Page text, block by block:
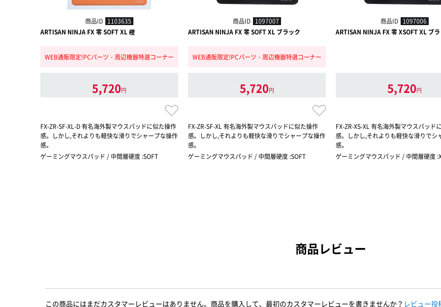
商品ID 1103635
ARTISAN NINJA FX 零 SOFT XL 橙
WEB通販限定!PCパーツ・周辺機器特選コーナー
5,720円
FX-ZR-SF-XL-D 有名海外製マウスパッドに似た操作
感。しかし,それよりも軽快な滑りでシャープな操作
感。
ゲーミングマウスパッド / 中間層硬度 :SOFT
商品ID 1097007
ARTISAN NINJA FX 零 SOFT XL ブラック
WEB通販限定!PCパーツ・周辺機器特選コーナー
5,720円
FX-ZR-SF-XL 有名海外製マウスパッドに似た操作
感。しかし,それよりも軽快な滑りでシャープな操作
感。
ゲーミングマウスパッド / 中間層硬度 :SOFT
商品ID 1097006
ARTISAN NINJA FX 零 XSOFT XL ブ
5,720円
FX-ZR-XS-XL 有名海外製マウスパッド
感。しかし,それよりも軽快な滑りでシ
感。
ゲーミングマウスパッド / 中間層硬度
商品レビュー
この商品にはまだカスタマーレビューはありません。商品を購入して、最初のカスタマーレビューを書きませんか？ レビュー